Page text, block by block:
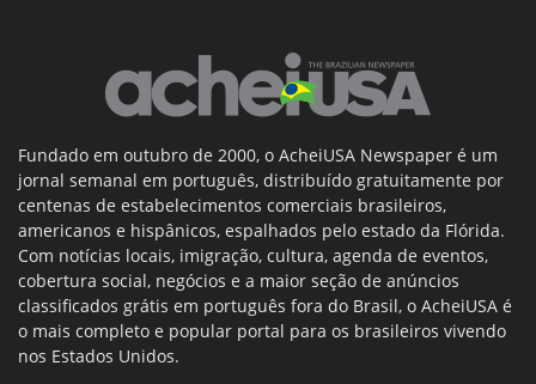
Fundado em outubro de 2000, o AcheiUSA Newspaper é um
jornal semanal em português, distribuído gratuitamente por
centenas de estabelecimentos comerciais brasileiros,
americanos e hispânicos, espalhados pelo estado da Flórida.
Com notícias locais, imigração, cultura, agenda de eventos,
cobertura social, negócios e a maior seção de anúncios
classificados grátis em português fora do Brasil, o AcheiUSA é
o mais completo e popular portal para os brasileiros vivendo
nos Estados Unidos.